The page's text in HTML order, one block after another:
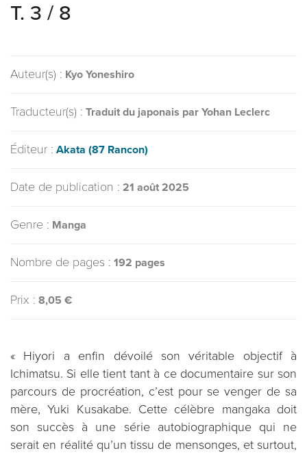
T. 3 / 8
Auteur(s) : Kyo Yoneshiro
Traducteur(s) : Traduit du japonais par Yohan Leclerc
Éditeur : Akata (87 Rancon)
Date de publication : 21 août 2025
Genre : Manga
Nombre de pages : 192 pages
Prix : 8,05 €
« Hiyori a enfin dévoilé son véritable objectif à
Ichimatsu. Si elle tient tant à ce documentaire sur son
parcours de procréation, c’est pour se venger de sa
mère, Yuki Kusakabe. Cette célèbre mangaka doit
son succès à une série autobiographique qui ne
serait en réalité qu’un tissu de mensonges, et surtout,